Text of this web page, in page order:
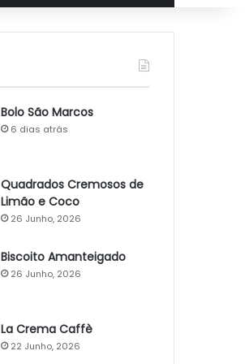
Bolo São Marcos
6 dias atrás
Quadrados Cremosos de
Limão e Coco
26 Junho, 2026
Biscoito Amanteigado
26 Junho, 2026
La Crema Caffè
22 Junho, 2026